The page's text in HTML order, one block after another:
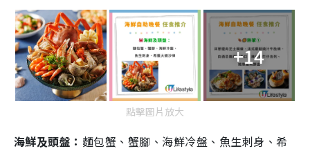
+14
點擊圖片放大
海鮮及頭盤： 麵包蟹、蟹腳、海鮮冷盤、魚生刺身、希